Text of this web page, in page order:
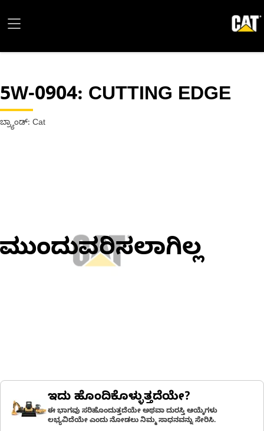
5W-0904: CUTTING EDGE
ಬ್ರ್ಯಾಂಡ್: Cat
ಮುಂದುವರಿಸಲಾಗಿಲ್ಲ
ಇದು ಹೊಂದಿಕೊಳ್ಳುತ್ತದೆಯೇ?
ಈ ಭಾಗವು ಸರಿಹೊಂದುತ್ತದೆಯೇ ಅಥವಾ ದುರಸ್ತಿ ಆಯ್ಕೆಗಳು
ಲಭ್ಯವಿದೆಯೇ ಎಂದು ನೋಡಲು ನಿಮ್ಮ ಸಾಧನವನ್ನು ಸೇರಿಸಿ.